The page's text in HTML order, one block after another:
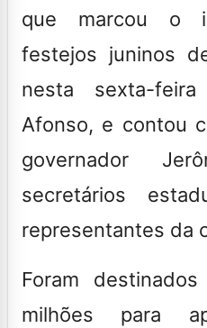
que marcou o
festejos juninos
nesta sexta-
Afonso, e contou
governador
secretários
representantes da
Foram
milhões para